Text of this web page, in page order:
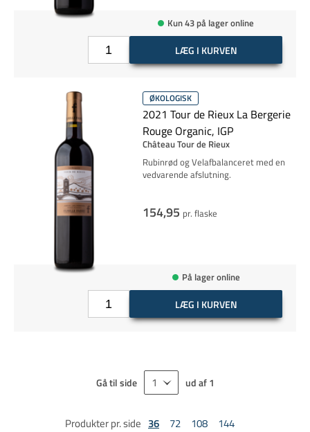
Kun 43 på lager online
LÆG I KURVEN
ØKOLOGISK
2021 Tour de Rieux La Bergerie
Rouge Organic, IGP
Château Tour de Rieux
Rubinrød og Velafbalanceret med en
vedvarende afslutning.
154,95 pr. flaske
På lager online
LÆG I KURVEN
Gå til side ud af 1
Produkter pr. side 36 72 108 144